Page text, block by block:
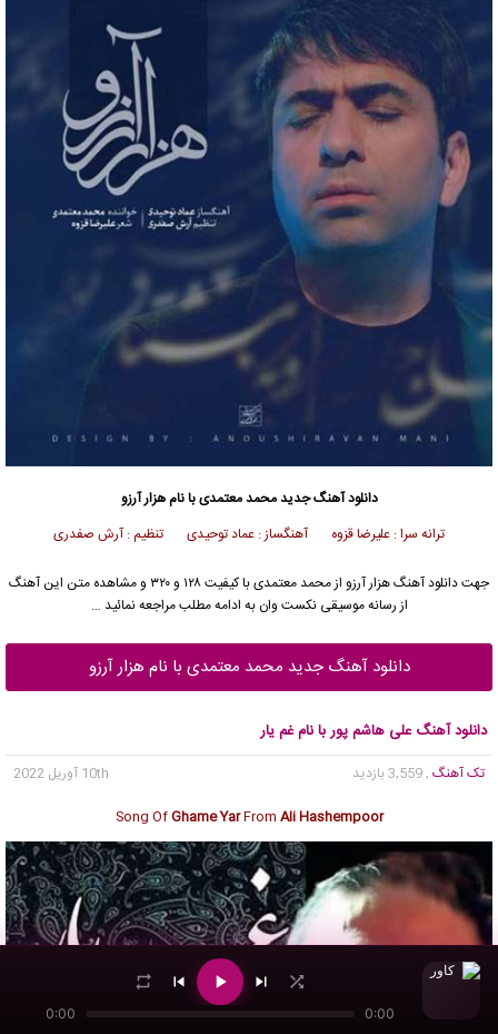
دانلود آهنگ جدیدمحمد معتمدیبا نام هزار آرزو
ترانه سرا : علیرضا قزوه آهنگساز : عماد توحیدی تنظیم : آرش صفدری
جهت دانلود آهنگ هزار آرزو ازمحمد معتمدی
با کیفیت ۱۲۸ و ۳۲۰ و مشاهده متن این آهنگ
از رسانه موسیقی نکست وان به ادامه مطلب مراجعه نمائید …
دانلود آهنگ جدید محمد معتمدی با نام هزار آرزو
دانلود آهنگ علی هاشم پور با نام غم یار
تک آهنگ , 3,559 بازدید
10th آوریل 2022
Song OfGhame YarFrom Ali Hashempoor
0:00
0:00